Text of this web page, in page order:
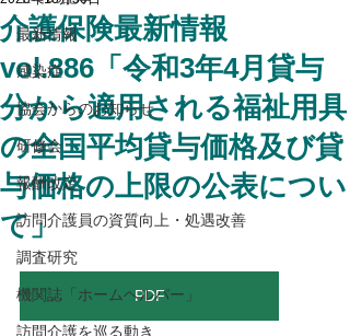
最新情報
感染症
協会からのお知らせ
研修会
報酬改定
訪問介護員の資質向上・処遇改善
調査研究
機関誌「ホームヘルパー」
訪問介護を巡る動き
介護保険最新情報
vol.886「令和3年4月貸与
分から適用される福祉用具
の全国平均貸与価格及び貸
与価格の上限の公表につい
て」
PDF